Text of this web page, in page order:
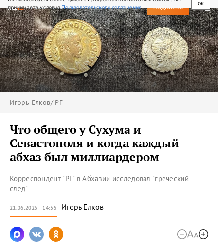
принимаете условияПользовательского соглашения
OK
СВЕЖИЙ НОМЕР ПОДПИСКА
Игорь Елков/ РГ
Что общего у Сухума и
Севастополя и когда каждый
абхаз был миллиардером
Корреспондент "РГ" в Абхазии исследовал "греческий
след"
21.06.2025 14:56 Игорь Елков